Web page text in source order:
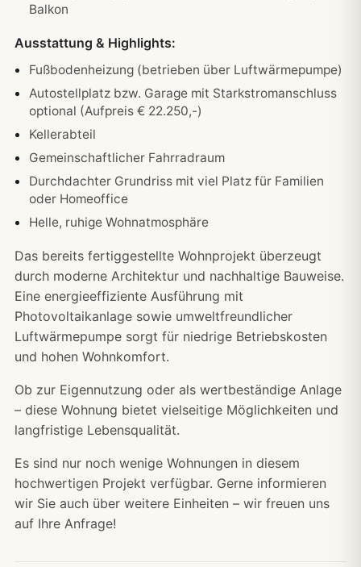
Balkon
Ausstattung & Highlights:
Fußbodenheizung (betrieben über Luftwärmepumpe)
Autostellplatz bzw. Garage mit Starkstromanschluss
optional (Aufpreis € 22.250,-)
Kellerabteil
Gemeinschaftlicher Fahrradraum
Durchdachter Grundriss mit viel Platz für Familien
oder Homeoffice
Helle, ruhige Wohnatmosphäre
Das bereits fertiggestellte Wohnprojekt überzeugt
durch moderne Architektur und nachhaltige Bauweise.
Eine energieeffiziente Ausführung mit
Photovoltaikanlage sowie umweltfreundlicher
Luftwärmepumpe sorgt für niedrige Betriebskosten
und hohen Wohnkomfort.
Ob zur Eigennutzung oder als wertbeständige Anlage
– diese Wohnung bietet vielseitige Möglichkeiten und
langfristige Lebensqualität.
Es sind nur noch wenige Wohnungen in diesem
hochwertigen Projekt verfügbar. Gerne informieren
wir Sie auch über weitere Einheiten – wir freuen uns
auf Ihre Anfrage!